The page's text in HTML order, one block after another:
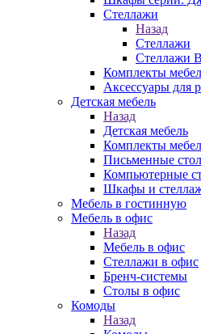
Стеллажи
Назад
Стеллажи
Стеллажи
Комплекты
Аксессуары для
Детская мебель
Назад
Детская мебель
Комплекты
Письменные
Компьютерные
Шкафы и
Мебель в гостинную
Мебель в офис
Назад
Мебель в офис
Стеллажи в офис
Бренч-системы
Столы в офис
Комоды
Назад